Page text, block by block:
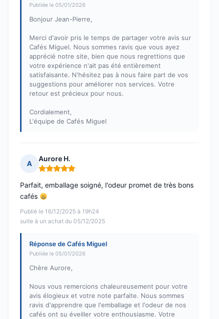
Publiée le 05/01/2026
Bonjour Jean-Pierre,
Merci d'avoir pris le temps de partager votre avis sur
Cafés Miguel. Nous sommes ravis que vous ayez
apprécié notre site, bien que nous regrettions que
votre expérience n'ait pas été entièrement
satisfaisante. N'hésitez pas à nous faire part de vos
suggestions pour améliorer nos services. Votre
retour est précieux pour nous.
Cordialement,
L'équipe de Cafés Miguel
A
Aurore H.
Note : 5 sur 5
Publié le 16/12/2025 à 19h24
suite à un achat du 05/12/2025
Parfait, emballage soigné, l'odeur promet de très bons
cafés
Réponse de Cafés Miguel
Publiée le 05/01/2026
Chère Aurore,
Nous vous remercions chaleureusement pour votre
avis élogieux et votre note parfaite. Nous sommes
ravis d'apprendre que l'emballage et l'odeur de nos
cafés ont su éveiller votre enthousiasme. Votre